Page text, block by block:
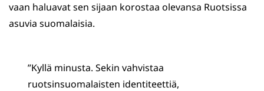
vaan haluavat sen sijaan korostaa olevansa Ruotsissa
asuvia suomalaisia.
”Kyllä minusta. Sekin vahvistaa
ruotsinsuomalaisten identiteettiä,